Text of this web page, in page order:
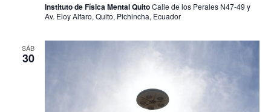
Instituto de Física Mental QuitoCalle de los Perales N47-49 y
Av. Eloy Alfaro, Quito, Pichincha, Ecuador
SÁB
30